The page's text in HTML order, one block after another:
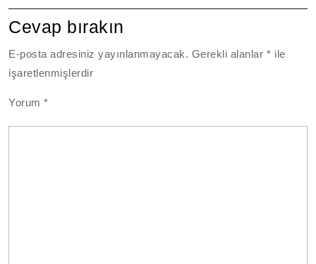
Cevap bırakın
E-posta adresiniz yayınlanmayacak. Gerekli alanlar* ile
işaretlenmişlerdir
Yorum*